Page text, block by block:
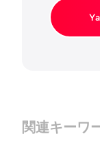
関連キーワ